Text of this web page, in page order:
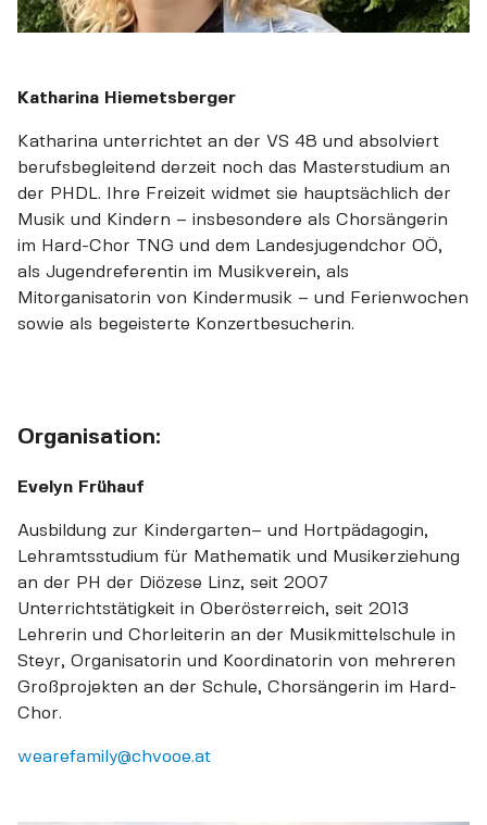
Katharina Hiemetsberger
Katharina unterrichtet an der VS 48 und absolviert
berufsbegleitend derzeit noch das Masterstudium an
der PHDL. Ihre Freizeit widmet sie hauptsächlich der
Musik und Kindern – insbesondere als Chorsängerin
im Hard-Chor TNG und dem Landesjugendchor OÖ,
als Jugendreferentin im Musikverein, als
Mitorganisatorin von Kindermusik – und Ferienwochen
sowie als begeisterte Konzertbesucherin.
Organisation:
Evelyn Frühauf
Ausbildung zur Kindergarten– und Hortpädagogin,
Lehramtsstudium für Mathematik und Musikerziehung
an der PH der Diözese Linz, seit 2007
Unterrichtstätigkeit in Oberösterreich, seit 2013
Lehrerin und Chorleiterin an der Musikmittelschule in
Steyr, Organisatorin und Koordinatorin von mehreren
Großprojekten an der Schule, Chorsängerin im Hard-
Chor.
wearefamily@chvooe.at